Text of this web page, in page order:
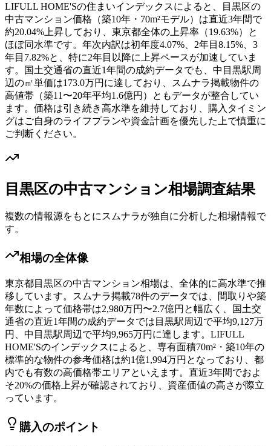
LIFULL HOME'Sの住まいインデックスによると、目黒区の
中古マンション価格（築10年・70m²モデル）は直近3年間で
約20.04%上昇しており、東京都全体の上昇率（19.63%）と
ほぼ同水準です。年次内訳は初年度4.07%、2年目8.15%、3
年目7.82%と、特に2年目以降に上昇ペースが加速していま
す。国土交通省の直近1年間の成約データでも、中目黒駅周
辺の㎡単価は173.0万円に達しており、スムナラ掲載物件の
高値帯（築11〜20年平均1.6億円）ともデータが整合してい
ます。価格は引き続き高水準を維持しており、購入タイミン
グはご自身のライフプランや資金計画を優先した上で慎重に
ご判断ください。
目黒区の中古マンション相場調査結果
複数の情報源をもとにスムナラが独自に分析した相場情報で
す。
相場の全体像
東京都目黒区の中古マンション相場は、全体的に高水準で推
移しています。スムナラ掲載78件のデータでは、間取りや築
年数によって価格帯は2,980万円〜2.7億円と幅広く、国土交
通省の直近1年間の成約データでは目黒駅周辺で平均9,127万
円、中目黒駅周辺で平均9,965万円に達します。LIFULL
HOME'Sのインデックスによると、専有面積70m²・築10年の
標準的な物件の参考価格は約1億1,994万円となっており、都
内でも有数の高価格帯エリアといえます。直近3年間でおよ
そ20%の価格上昇が確認されており、資産価値の高さが際立
っています。
購入のポイント